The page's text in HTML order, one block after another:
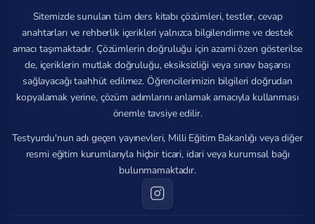
Sitemizde sunulan tüm ders kitabı çözümleri, testler, cevap
anahtarları ve rehberlik içerikleri yalnızca bilgilendirme ve destek
amacı taşımaktadır. Çözümlerin doğruluğu için azami özen gösterilse
de, içeriklerin mutlak doğruluğu, eksiksizliği veya sınav başarısı
sağlayacağı taahhüt edilmez. Öğrencilerimizin bilgileri doğrudan
kopyalamak yerine, çözüm adımlarını anlamak amacıyla kullanması
önemle tavsiye edilir.
Testyurdu'nun adı geçen yayınevleri, Milli Eğitim Bakanlığı veya diğer
resmi eğitim kurumlarıyla hiçbir ticari, idari veya kurumsal bağı
bulunmamaktadır.